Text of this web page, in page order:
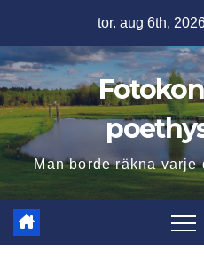
innehåll
tor. aug 6th,
Man borde räkna